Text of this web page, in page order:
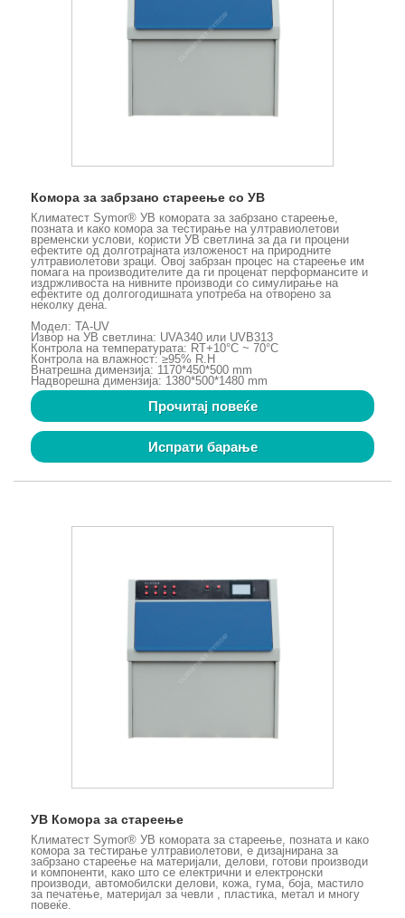
Комора за забрзано стареење со УВ
Климатест Symor® УВ комората за забрзано стареење,
позната и како комора за тестирање на ултравиолетови
временски услови, користи УВ светлина за да ги процени
ефектите од долготрајната изложеност на природните
ултравиолетови зраци. Овој забрзан процес на стареење им
помага на производителите да ги проценат перформансите и
издржливоста на нивните производи со симулирање на
ефектите од долгогодишната употреба на отворено за
неколку дена.
Модел: TA-UV
Извор на УВ светлина: UVA340 или UVB313
Контрола на температурата: RT+10°C ~ 70°C
Контрола на влажност: ≥95% R.H
Внатрешна димензија: 1170*450*500 mm
Надворешна димензија: 1380*500*1480 mm
Прочитај повеќе
Испрати барање
УВ Комора за стареење
Климатест Symor® УВ комората за стареење, позната и како
комора за тестирање ултравиолетови, е дизајнирана за
забрзано стареење на материјали, делови, готови производи
и компоненти, како што се електрични и електронски
производи, автомобилски делови, кожа, гума, боја, мастило
за печатење, материјал за чевли , пластика, метал и многу
повеќе.